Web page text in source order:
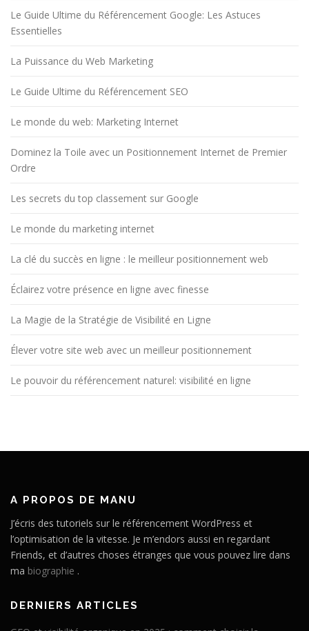
Le Guide Ultime du Référencement Google: Les Astuces
Essentielles
La Puissance du Web Marketing
Le Guide Ultime du Référencement SEO
Le monde du web: Marketing Internet
Dominez la Toile avec un Positionnement Internet de Premier
Ordre
Les secrets du top classement sur Google
Le monde du marketing internet
La clé du succès en ligne : le meilleur positionnement web
Éclairez votre présence en ligne avec finesse
La Magie de la Stratégie de Visibilité en Ligne
Élever votre site web avec un meilleur positionnement
Le pouvoir du référencement naturel: visibilité en ligne
A PROPOS DE MANU
J’écris des tutoriels sur le référencement WordPress et
l’optimisation de la vitesse. Je m’endors aussi en regardant
Friends, et d’autres choses étranges que vous pouvez lire dans
ma biographie .
DERNIERS ARTICLES